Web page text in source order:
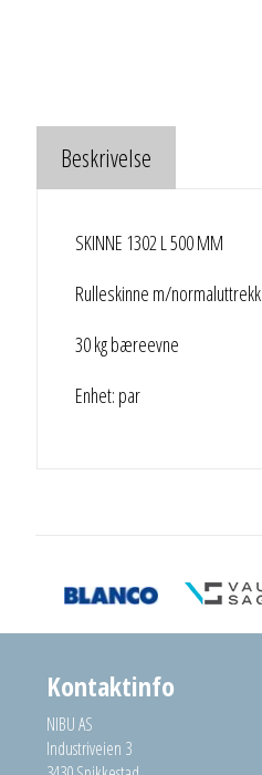
Beskrivelse
SKINNE 1302 L 500 MM
Rulleskinne m/normaluttrekk
30 kg bæreevne
Enhet: par
Kontaktinfo
NIBU AS
Industriveien 3